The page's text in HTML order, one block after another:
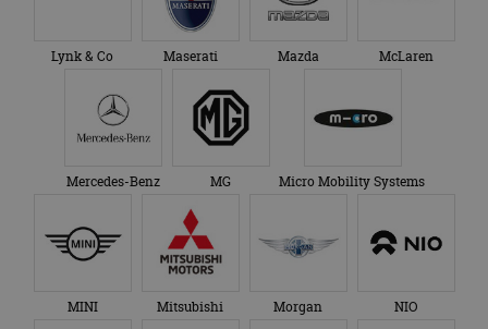
Lynk & Co Maserati Mazda McLaren
Mercedes-Benz MG Micro Mobility Systems
MINI Mitsubishi Morgan NIO